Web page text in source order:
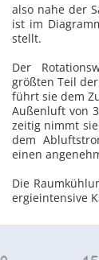
also nahe der
ist im
stellt.
Der
größ­ten Teil
führt sie dem
Au­ßen­luft von
zei­tig nimmt
dem
einen
Die
er­gie­in­ten­si­ve